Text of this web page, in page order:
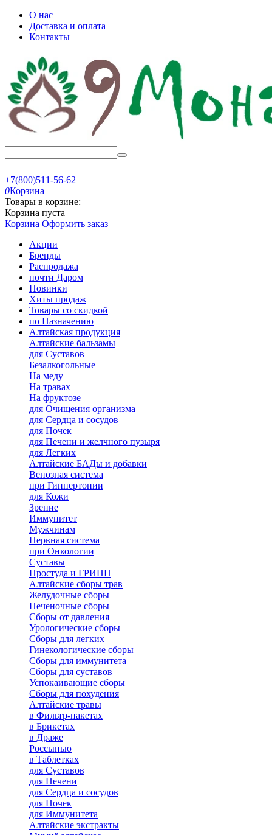
О нас
Доставка и оплата
Контакты
+7(800)511-56-62
0Корзина
Товары в корзине:
Корзина пуста
Корзина Оформить заказ
Акции
Бренды
Распродажа
почти Даром
Новинки
Хиты продаж
Товары со скидкой
по Назначению
Алтайская продукция
Алтайские бальзамы
для Суставов
Безалкогольные
На меду
На травах
На фруктозе
для Очищения организма
для Сердца и сосудов
для Почек
для Печени и желчного пузыря
для Легких
Алтайские БАДы и добавки
Венозная система
при Гиппертонии
для Кожи
Зрение
Иммунитет
Мужчинам
Нервная система
при Онкологии
Суставы
Простуда и ГРИПП
Алтайские сборы трав
Желудочные сборы
Печеночные сборы
Сборы от давления
Урологические сборы
Сборы для легких
Гинекологические сборы
Сборы для иммунитета
Сборы для суставов
Успокаивающие сборы
Сборы для похудения
Алтайские травы
в Фильтр-пакетах
в Брикетах
в Драже
Россыпью
в Таблетках
для Cуставов
для Печени
для Сердца и сосудов
для Почек
для Иммунитета
Алтайские экстракты